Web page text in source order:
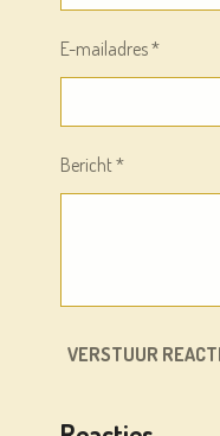
E-mailadres *
Bericht *
VERSTUUR